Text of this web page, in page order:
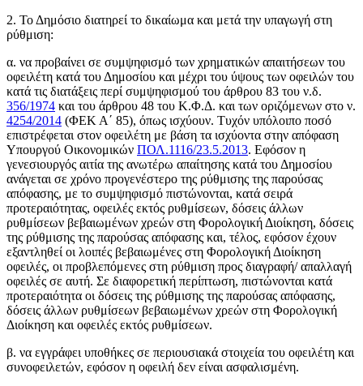
2. Το Δημόσιο διατηρεί το δικαίωμα και μετά την υπαγωγή στη
ρύθμιση:
α. να προβαίνει σε συμψηφισμό των χρηματικών απαιτήσεων του
οφειλέτη κατά του Δημοσίου και μέχρι του ύψους των οφειλών του
κατά τις διατάξεις περί συμψηφισμού του άρθρου 83 του ν.δ.
356/1974 και του άρθρου 48 του Κ.Φ.Δ. και των οριζόμενων στο ν.
4254/2014 (ΦΕΚ Α΄ 85), όπως ισχύουν. Τυχόν υπόλοιπο ποσό
επιστρέφεται στον οφειλέτη με βάση τα ισχύοντα στην απόφαση
Υπουργού Οικονομικών ΠΟΛ.1116/23.5.2013. Εφόσον η
γενεσιουργός αιτία της ανωτέρω απαίτησης κατά του Δημοσίου
ανάγεται σε χρόνο προγενέστερο της ρύθμισης της παρούσας
απόφασης, με το συμψηφισμό πιστώνονται, κατά σειρά
προτεραιότητας, οφειλές εκτός ρυθμίσεων, δόσεις άλλων
ρυθμίσεων βεβαιωμένων χρεών στη Φορολογική Διοίκηση, δόσεις
της ρύθμισης της παρούσας απόφασης και, τέλος, εφόσον έχουν
εξαντληθεί οι λοιπές βεβαιωμένες στη Φορολογική Διοίκηση
οφειλές, οι προβλεπόμενες στη ρύθμιση προς διαγραφή/ απαλλαγή
οφειλές σε αυτή. Σε διαφορετική περίπτωση, πιστώνονται κατά
προτεραιότητα οι δόσεις της ρύθμισης της παρούσας απόφασης,
δόσεις άλλων ρυθμίσεων βεβαιωμένων χρεών στη Φορολογική
Διοίκηση και οφειλές εκτός ρυθμίσεων.
β. να εγγράφει υποθήκες σε περιουσιακά στοιχεία του οφειλέτη και
συνοφειλετών, εφόσον η οφειλή δεν είναι ασφαλισμένη.